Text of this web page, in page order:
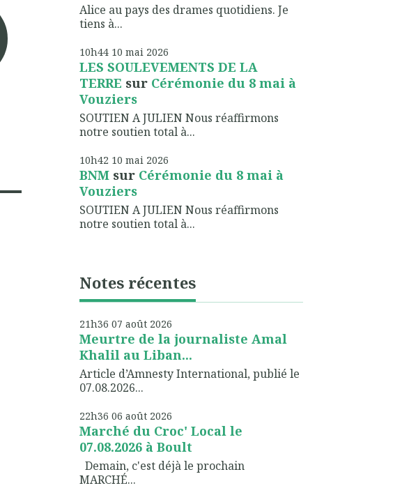
Alice au pays des drames quotidiens. Je
tiens à...
10h44 10 mai 2026
LES SOULEVEMENTS DE LA
TERRE sur Cérémonie du 8 mai à
Vouziers
SOUTIEN A JULIEN Nous réaffirmons
notre soutien total à...
10h42 10 mai 2026
BNMsur Cérémonie du 8 mai à
Vouziers
SOUTIEN A JULIEN Nous réaffirmons
notre soutien total à...
Notes récentes
21h36 07 août 2026
Meurtre de la journaliste Amal
Khalil au Liban...
Article d’Amnesty International, publié le
07.08.2026...
22h36 06 août 2026
Marché du Croc' Local le
07.08.2026 à Boult
Demain, c'est déjà le prochain
MARCHÉ...